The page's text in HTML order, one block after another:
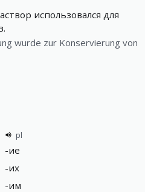
использовался для
wurde zur Konservierung von
pl
-ие
-их
-им